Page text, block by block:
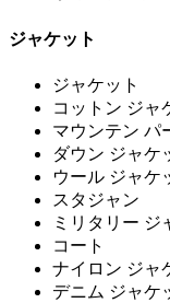
ジャケット
ジャケット
コットン ジャ
マウンテン パ
ダウン ジャケ
ウール ジャケ
スタジャン
ミリタリー ジ
コート
ナイロン ジャ
デニム ジャケ